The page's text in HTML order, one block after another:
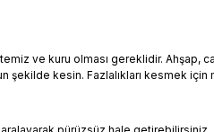
temiz ve kuru olması gereklidir.
kesin. Fazlalıkları kesmek için